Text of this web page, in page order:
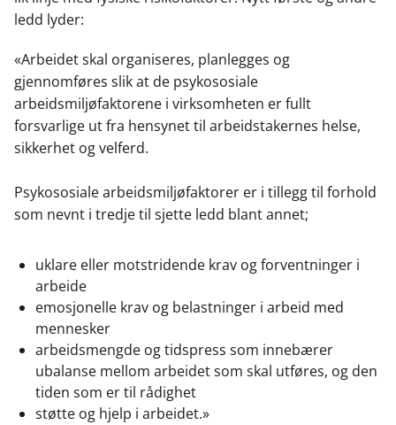
ledd lyder:
«Arbeidet skal organiseres, planlegges og
gjennomføres slik at de psykososiale
arbeidsmiljøfaktorene i virksomheten er fullt
forsvarlige ut fra hensynet til arbeidstakernes helse,
sikkerhet og velferd.
Psykososiale arbeidsmiljøfaktorer er i tillegg til forhold
som nevnt i tredje til sjette ledd blant annet;
uklare eller motstridende krav og forventninger i
arbeide
emosjonelle krav og belastninger i arbeid med
mennesker
arbeidsmengde og tidspress som innebærer
ubalanse mellom arbeidet som skal utføres, og den
tiden som er til rådighet
støtte og hjelp i arbeidet.»